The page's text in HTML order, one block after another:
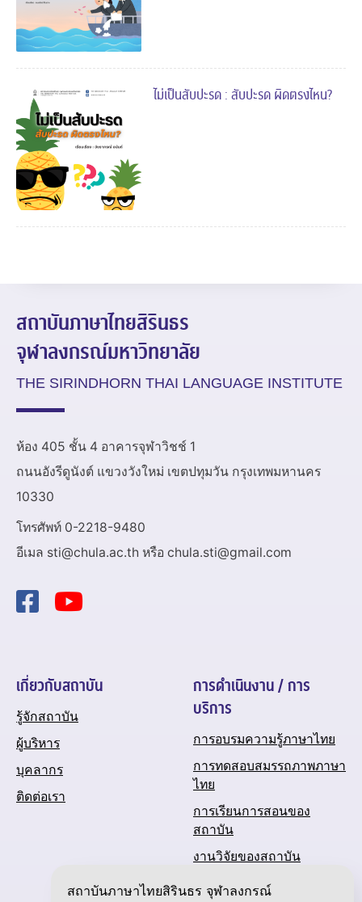
ไม่เป็นสับปะรด : สับปะรด ผิดตรงไหน?
สถาบันภาษาไทยสิรินธร
จุฬาลงกรณ์มหาวิทยาลัย
THE SIRINDHORN THAI LANGUAGE INSTITUTE
ห้อง 405 ชั้น 4 อาคารจุฬาวิชช์ 1
ถนนอังรีดูนังต์ แขวงวังใหม่ เขตปทุมวัน กรุงเทพมหานคร
10330
โทรศัพท์ 0-2218-9480
อีเมล sti@chula.ac.th หรือ chula.sti@gmail.com
เกี่ยวกับสถาบัน
รู้จักสถาบัน
ผู้บริหาร
บุคลากร
ติดต่อเรา
การดำเนินงาน / การ
บริการ
การอบรมความรู้ภาษาไทย
การทดสอบสมรรถภาพภาษา
ไทย
การเรียนการสอนของ
สถาบัน
งานวิจัยของสถาบัน
ปฏิทินกิจกรรมของสถาบัน
สถาบันภาษาไทยสิรินธร จุฬาลงกรณ์